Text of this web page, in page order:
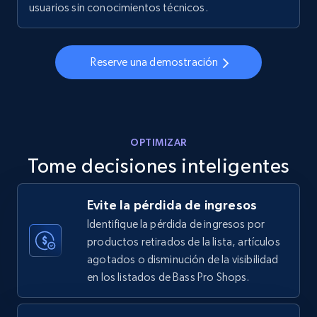
Walmart - products - Collects products by
specific keywords
URL, Final price, Sku, Currency, Gtin,
Specifications, Image urls, Top reviews, and
using sku numbers
URL, Final price, Sku, Currency, Gtin,
Specifications, Image urls, Top reviews, and
5.6K+ 875+ Comenzar ahora
usuarios sin conocimientos técnicos.
Reserve una demostración
OPTIMIZAR
Tome decisiones inteligentes
Evite la pérdida de ingresos
Identifique la pérdida de ingresos por
productos retirados de la lista, artículos
agotados o disminución de la visibilidad
en los listados de Bass Pro Shops.